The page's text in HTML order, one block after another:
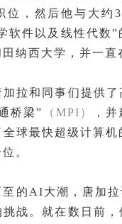
位，然后他与大约
软件以及线性代数
纳西大学，并一直
拉和同事们提供
桥梁”
（MPI） ，
球最快超级计算
。
的AI大潮，唐加
战。就在数日前